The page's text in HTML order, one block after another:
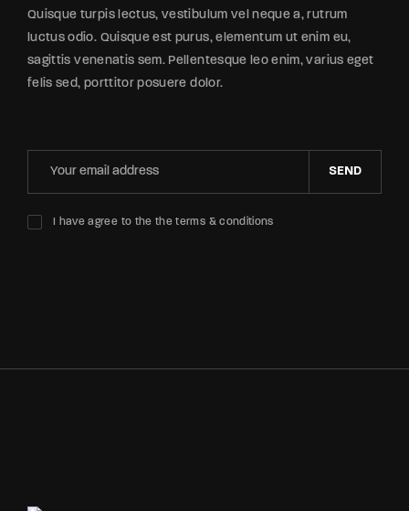
Quisque turpis lectus, vestibulum vel neque a, rutrum
luctus odio. Quisque est purus, elementum ut enim eu,
sagittis venenatis sem. Pellentesque leo enim, varius eget
felis sed, porttitor posuere dolor.
SEND
I have agree to the the terms & conditions